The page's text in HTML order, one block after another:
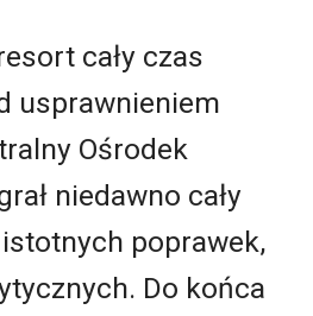
cały czas
usprawnieniem
Ośrodek
niedawno cały
poprawek,
Do końca